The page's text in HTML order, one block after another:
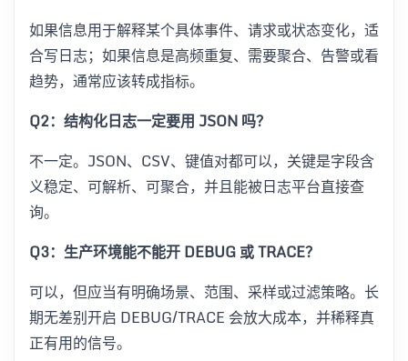
如果信息用于解释某个具体事件、请求或状态变化，适
合写日志；如果信息是高频重复、需要聚合、告警或看
趋势，通常应该转成指标。
Q2：结构化日志一定要用 JSON 吗？
不一定。JSON、CSV、键值对都可以，关键是字段含
义稳定、可解析、可聚合，并且能被日志平台直接查
询。
Q3：生产环境能不能开 DEBUG 或 TRACE？
可以，但应当有明确场景、范围、采样或过滤策略。长
期无差别开启 DEBUG/TRACE 会放大成本，并稀释真
正有用的信号。